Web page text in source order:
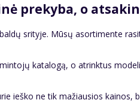
prekyba, o
srityje. Mūsų asortimente
katalogą, o atrinktus
ieško ne tik mažiausios